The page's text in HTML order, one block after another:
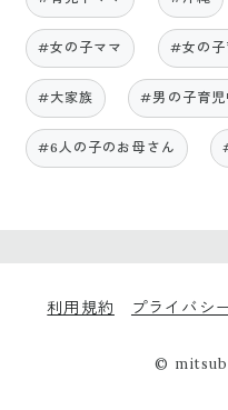
#女の子ママ #女の子
#大家族 #男の子育児
#6人の子のお母さん
利用規約 プライバシ
©